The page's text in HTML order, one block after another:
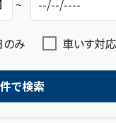
~
み 車いす対
で検索